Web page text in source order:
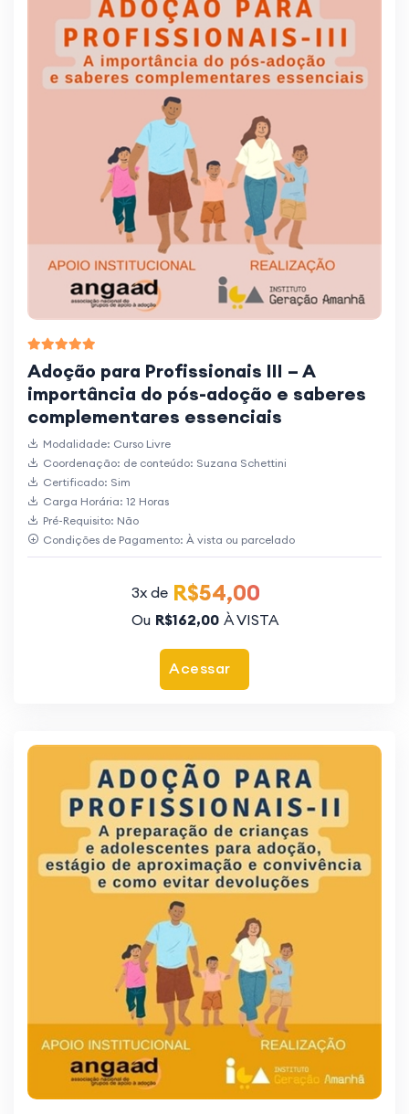
Adoção para Profissionais III – A
importância do pós-adoção e saberes
complementares essenciais
Modalidade: Curso Livre
Coordenação: de conteúdo: Suzana Schettini
Certificado: Sim
Carga Horária: 12 Horas
Pré-Requisito: Não
Condições de Pagamento: À vista ou parcelado
3x de R$54,00
Ou R$162,00 À VISTA
Acessar